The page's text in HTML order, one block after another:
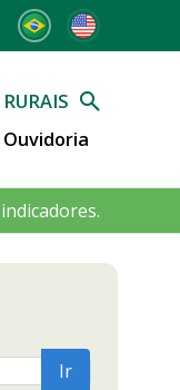
Ouvidoria